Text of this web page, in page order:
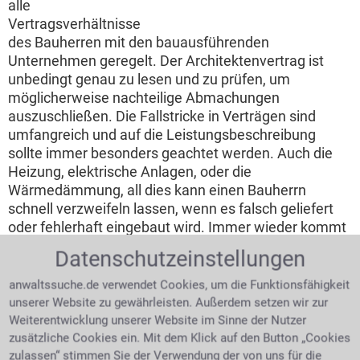
alle
Vertragsverhältnisse
des Bauherren mit den bauausführenden
Unternehmen geregelt. Der Architektenvertrag ist
unbedingt genau zu lesen und zu prüfen, um
möglicherweise nachteilige Abmachungen
auszuschließen. Die Fallstricke in Verträgen sind
umfangreich und auf die Leistungsbeschreibung
sollte immer besonders geachtet werden. Auch die
Heizung, elektrische Anlagen, oder die
Wärmedämmung, all dies kann einen Bauherrn
schnell verzweifeln lassen, wenn es falsch geliefert
oder fehlerhaft eingebaut wird. Immer wieder kommt
es auch vor, dass eine Baufirma Insolvenz beantragen
muss und überhaupt keine Arbeit oder Material mehr
liefern kann. Komplikationen beim Hausbau bedeuten
für den Bauherren eigentlich immer eine verzögerte
Fertigstellung des Bauvorhabens. Gezielte
Unterstützung kann hier von einem Anwalt oder
Fachanwalt für Bau- und Architektenrecht in
Datenschutzeinstellungen
anwaltssuche.de verwendet Cookies, um die Funktionsfähigkeit
unserer Website zu gewährleisten. Außerdem setzen wir zur
Weiterentwicklung unserer Website im Sinne der Nutzer
zusätzliche Cookies ein. Mit dem Klick auf den Button „Cookies
zulassen“ stimmen Sie der Verwendung der von uns für die